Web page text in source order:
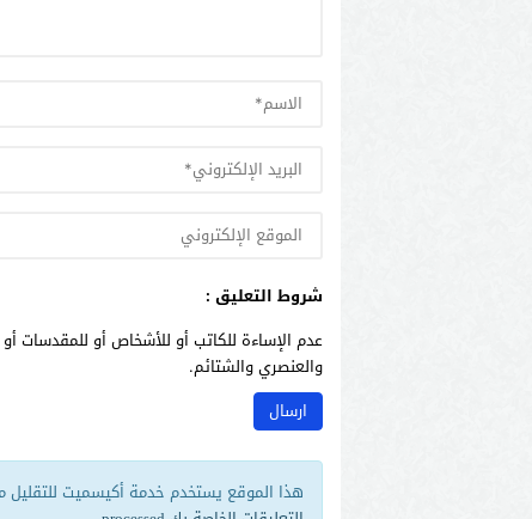
شروط التعليق :
عدم الإساءة للكاتب أو للأشخاص أو للمقدسات
والعنصري والشتائم.
هذا الموقع يستخدم خدمة أكيسميت للتقليل